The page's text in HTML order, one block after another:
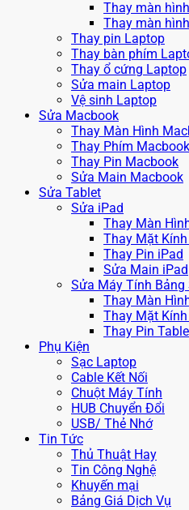
Thay màn
Thay màn
Thay pin Laptop
Thay bàn phím
Thay ổ cứng Laptop
Sửa main Laptop
Vệ sinh Laptop
Sửa Macbook
Thay Màn Hình
Thay Phím Macbook
Thay Pin Macbook
Sửa Main Macbook
Sửa Tablet
Sửa iPad
Thay Màn
Thay Mặt
Thay Pin iPad
Sửa Main iPad
Sửa Máy Tính Bảng
Thay Màn
Thay Mặt
Thay Pin
Phụ Kiện
Sạc Laptop
Cable Kết Nối
Chuột Máy Tính
HUB Chuyển Đổi
USB/ Thẻ Nhớ
Tin Tức
Thủ Thuật Hay
Tin Công Nghệ
Khuyến mại
Bảng Giá Dịch Vụ